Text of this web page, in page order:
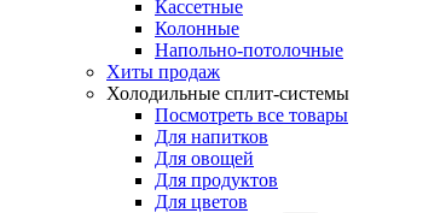
Кассетные
Колонные
Напольно-потолочные
Хиты продаж
Холодильные сплит-системы
Посмотреть все товары
Для напитков
Для овощей
Для продуктов
Для цветов